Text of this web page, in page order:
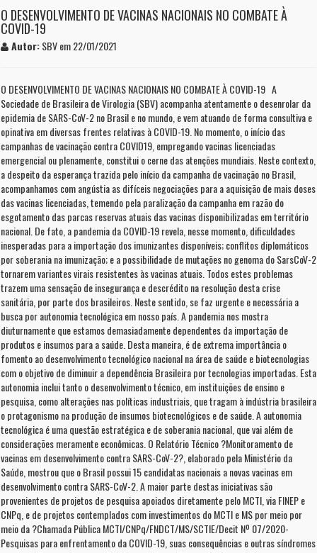
O DESENVOLVIMENTO DE VACINAS NACIONAIS NO COMBATE À
COVID-19
Autor:SBV em 22/01/2021
O DESENVOLVIMENTO DE VACINAS NACIONAIS NO COMBATE À COVID-19 A
Sociedade de Brasileira de Virologia (SBV) acompanha atentamente o desenrolar da
epidemia de SARS-CoV-2 no Brasil e no mundo, e vem atuando de forma consultiva e
opinativa em diversas frentes relativas à COVID-19. No momento, o início das
campanhas de vacinação contra COVID19, empregando vacinas licenciadas
emergencial ou plenamente, constitui o cerne das atenções mundiais. Neste contexto,
a despeito da esperança trazida pelo início da campanha de vacinação no Brasil,
acompanhamos com angústia as difíceis negociações para a aquisição de mais doses
das vacinas licenciadas, temendo pela paralização da campanha em razão do
esgotamento das parcas reservas atuais das vacinas disponibilizadas em território
nacional. De fato, a pandemia da COVID-19 revela, nesse momento, dificuldades
inesperadas para a importação dos imunizantes disponíveis; conflitos diplomáticos
por soberania na imunização; e a possibilidade de mutações no genoma do SarsCoV-2
tornarem variantes virais resistentes às vacinas atuais. Todos estes problemas
trazem uma sensação de insegurança e descrédito na resolução desta crise
sanitária, por parte dos brasileiros. Neste sentido, se faz urgente e necessária a
busca por autonomia tecnológica em nosso país. A pandemia nos mostra
diuturnamente que estamos demasiadamente dependentes da importação de
produtos e insumos para a saúde. Desta maneira, é de extrema importância o
fomento ao desenvolvimento tecnológico nacional na área de saúde e biotecnologias
com o objetivo de diminuir a dependência Brasileira por tecnologias importadas. Esta
autonomia inclui tanto o desenvolvimento técnico, em instituições de ensino e
pesquisa, como alterações nas políticas industriais, que tragam à indústria brasileira
o protagonismo na produção de insumos biotecnológicos e de saúde. A autonomia
tecnológica é uma questão estratégica e de soberania nacional, que vai além de
considerações meramente econômicas. O Relatório Técnico ?Monitoramento de
vacinas em desenvolvimento contra SARS-CoV-2?, elaborado pela Ministério da
Saúde, mostrou que o Brasil possui 15 candidatas nacionais a novas vacinas em
desenvolvimento contra SARS-CoV-2. A maior parte destas iniciativas são
provenientes de projetos de pesquisa apoiados diretamente pelo MCTI, via FINEP e
CNPq, e de projetos contemplados com investimentos do MCTI e MS por meio por
meio da ?Chamada Pública MCTI/CNPq/FNDCT/MS/SCTIE/Decit Nº 07/2020-
Pesquisas para enfrentamento da COVID-19, suas consequências e outras síndromes